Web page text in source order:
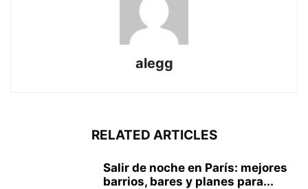
alegg
RELATED ARTICLES
Salir de noche en París: mejores
barrios, bares y planes para...